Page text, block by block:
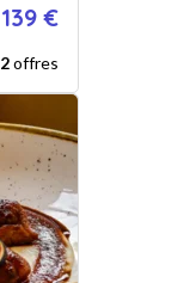
139 €
2offres